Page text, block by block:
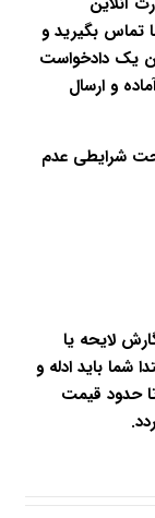
تماس بگیرید و
یک دادخواست
و ارسال
شرایطی عدم
لایحه یا
شما باید ادله و
حدود قیمت